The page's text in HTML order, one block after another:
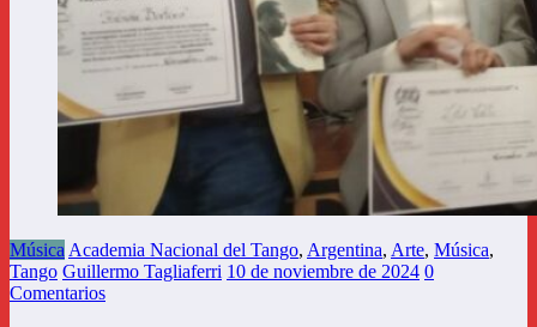
MúsicaAcademia Nacional del Tango, Argentina, Arte, Música,
Tango Guillermo Tagliaferri 10 de noviembre de 2024 0
Comentarios